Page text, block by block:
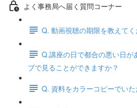
よく事務局へ届く質問コーナー
Q. 動画視聴の期限を教えて
Q.講座の日で都合の悪い日が
ブで見ることができますか？
Q. 資料をカラーコピーでい